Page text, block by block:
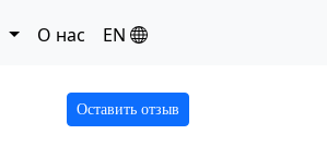
О нас EN
Оставить отзыв